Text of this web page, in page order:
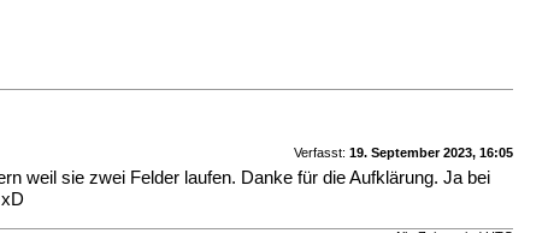
Verfasst: 19. September 2023, 16:05
weil sie zwei Felder laufen. Danke für die Aufklärung. Ja bei